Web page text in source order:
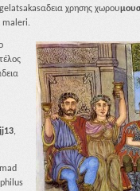
χρησης χωρου
maleri.
,